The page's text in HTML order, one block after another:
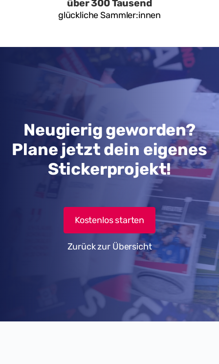
über 300 Tausend
glückliche Sammler:innen
Neugierig geworden?
Plane jetzt dein eigenes
Stickerprojekt!
Kostenlos starten
Zurück zur Übersicht